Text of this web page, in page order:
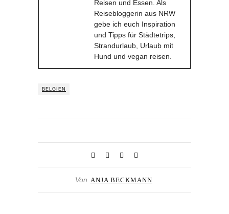
Reisen und Essen. Als
Reisebloggerin aus NRW
gebe ich euch Inspiration
und Tipps für Städtetrips,
Strandurlaub, Urlaub mit
Hund und vegan reisen.
BELGIEN
Von ANJA BECKMANN